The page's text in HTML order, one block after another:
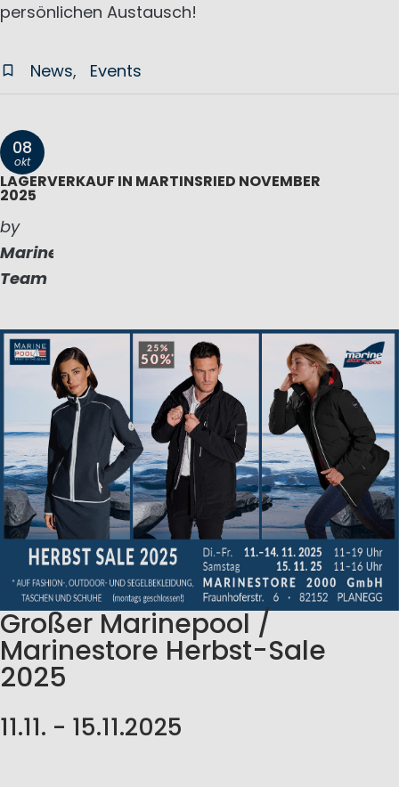
persönlichen Austausch!
News Events
08
okt
LAGERVERKAUF IN MARTINSRIED NOVEMBER
2025
by
Marinepool
Team
Großer Marinepool /
Marinestore Herbst-Sale
2025
11.11. - 15.11.2025